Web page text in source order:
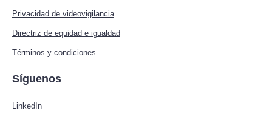
Privacidad de videovigilancia
Directriz de equidad e igualdad
Términos y condiciones
Síguenos
LinkedIn